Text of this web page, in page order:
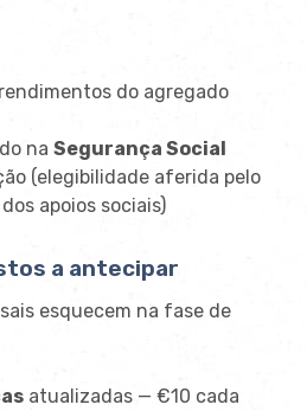
do agregado
na Segurança Social
(elegibilidade aferida pelo
apoios sociais)
a antecipar
esquecem na fase de
atualizadas — €10 cada